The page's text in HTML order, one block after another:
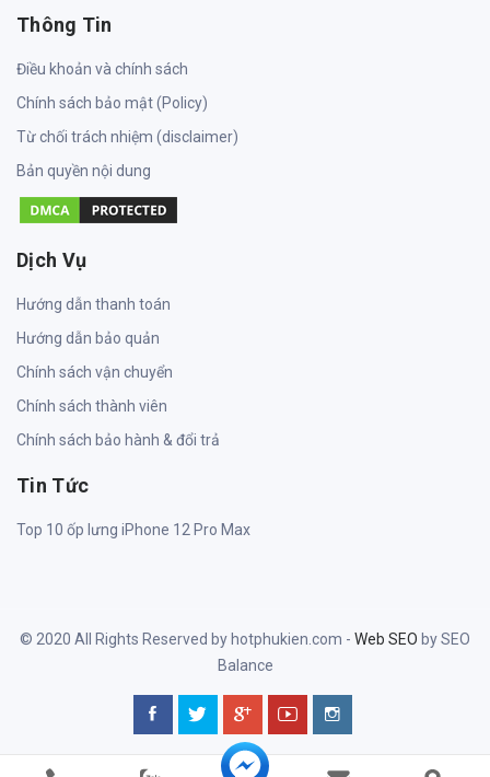
Thông Tin
Điều khoản và chính sách
Chính sách bảo mật (Policy)
Từ chối trách nhiệm (disclaimer)
Bản quyền nội dung
Dịch Vụ
Hướng dẫn thanh toán
Hướng dẫn bảo quản
Chính sách vận chuyển
Chính sách thành viên
Chính sách bảo hành & đổi trả
Tin Tức
Top 10 ốp lưng iPhone 12 Pro Max
© 2020 All Rights Reserved by hotphukien.com - Web SEO by SEO
Balance